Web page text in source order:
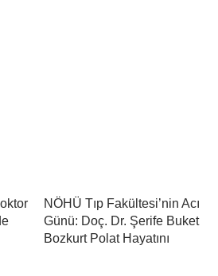
NÖHÜ Tıp Fakültesi’nin Acı
Günü: Doç. Dr. Şerife Buket
Bozkurt Polat Hayatını